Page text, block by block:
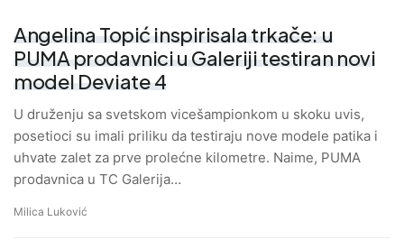
Angelina Topić inspirisala trkače: u
PUMA prodavnici u Galeriji testiran novi
model Deviate 4
U druženju sa svetskom vicešampionkom u skoku uvis,
posetioci su imali priliku da testiraju nove modele patika i
uhvate zalet za prve prolećne kilometre. Naime, PUMA
prodavnica u TC Galerija…
Milica Luković